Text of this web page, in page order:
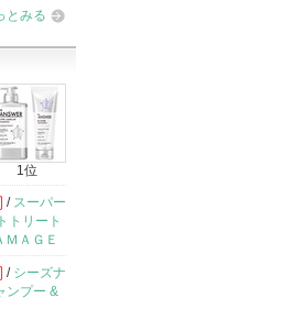
とみる
1位
/ スーパー
トリート
ＭＡＧＥ
/ シーズナ
ンプー &